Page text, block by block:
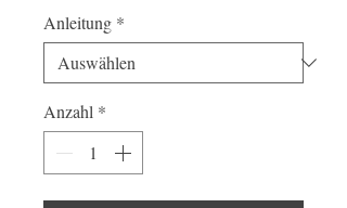
Anleitung *
Anzahl *